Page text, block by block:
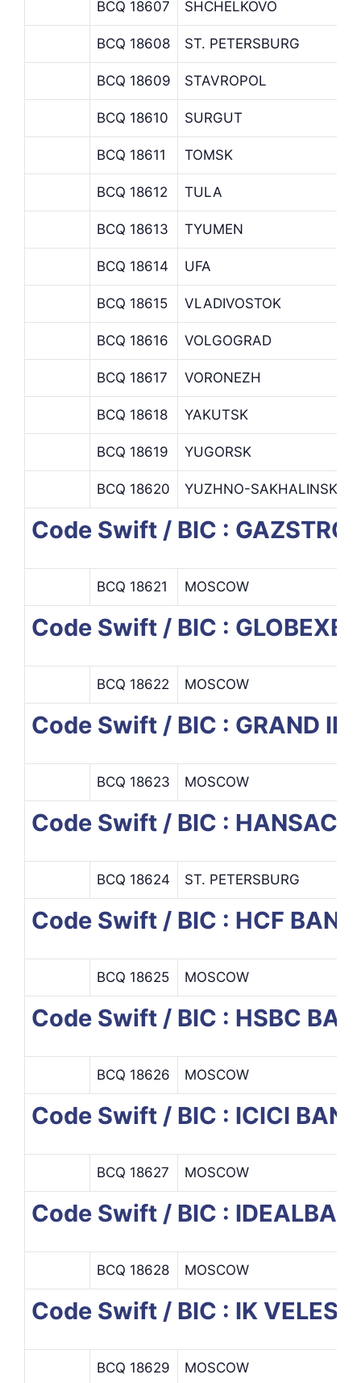
BCQ 18607 SHCHELKOVO
BCQ 18608 ST. PETERSBURG
BCQ 18609 STAVROPOL
BCQ 18610 SURGUT
BCQ 18611 TOMSK
BCQ 18612 TULA
BCQ 18613 TYUMEN
BCQ 18614 UFA
BCQ 18615 VLADIVOSTOK
BCQ 18616 VOLGOGRAD
BCQ 18617 VORONEZH
BCQ 18618 YAKUTSK
BCQ 18619 YUGORSK
BCQ 18620 YUZHNO-SAKHALINSK
Code Swift / BIC :
BCQ 18621 MOSCOW
Code Swift / BIC :
BCQ 18622 MOSCOW
Code Swift / BIC : GRAND
BCQ 18623 MOSCOW
Code Swift / BIC :
BCQ 18624 ST. PETERSBURG
Code Swift / BIC : HCF BANK
BCQ 18625 MOSCOW
Code Swift / BIC : HSBC
BCQ 18626 MOSCOW
Code Swift / BIC : ICICI
BCQ 18627 MOSCOW
Code Swift / BIC :
BCQ 18628 MOSCOW
Code Swift / BIC : IK VELES
BCQ 18629 MOSCOW